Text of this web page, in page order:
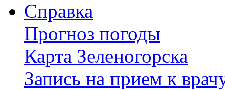
Справка
Прогноз погоды
Карта Зеленогорска
Запись на прием к